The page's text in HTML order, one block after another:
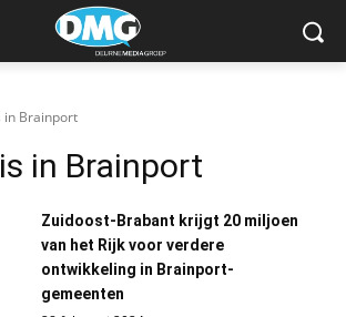
in Brainport
in Brainport
Zuidoost-Brabant krijgt 20 miljoen
van het Rijk voor verdere
ontwikkeling in Brainport-
gemeenten